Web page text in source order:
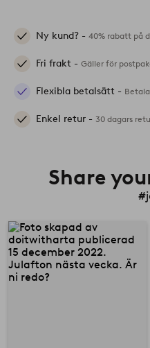
Ny kund? - 40% rabatt på
Fri frakt - Gäller för
Flexibla betalsätt -
Enkel retur - 30 dagars
Share